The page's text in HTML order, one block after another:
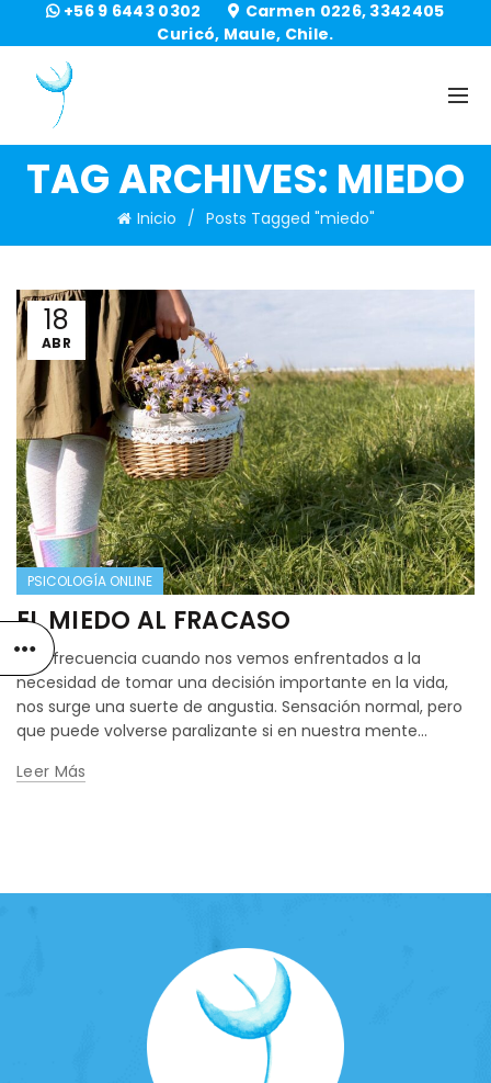
+56 9 6443 0302
Carmen 0226, 3342405
Curicó, Maule, Chile.
TAG ARCHIVES: MIEDO
Inicio Posts Tagged "miedo"
18
ABR
PSICOLOGÍA ONLINE
EL MIEDO AL FRACASO
Con frecuencia cuando nos vemos enfrentados a la
necesidad de tomar una decisión importante en la vida,
nos surge una suerte de angustia. Sensación normal, pero
que puede volverse paralizante si en nuestra mente...
Leer Más